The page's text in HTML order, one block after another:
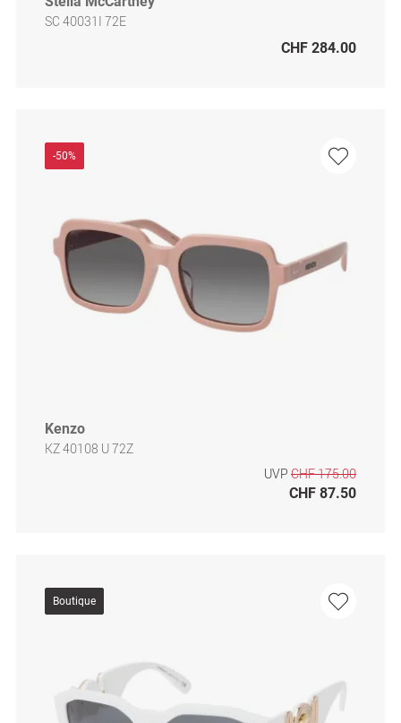
SC 40031I 72E
CHF 284.00
-50%
Kenzo
KZ 40108 U 72Z
UVP CHF 175.00
CHF 87.50
Boutique